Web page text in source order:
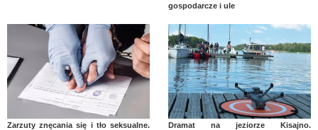
gospodarcze i ule
Zarzuty znęcania się i tło seksualne.
Dramat na jeziorze Kisajno.